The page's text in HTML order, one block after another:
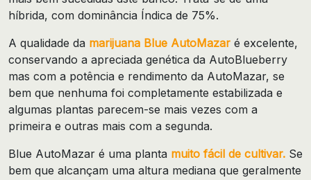
híbrida, com dominância Índica de 75%.
A qualidade da marijuana Blue AutoMazar é excelente,
conservando a apreciada genética da AutoBlueberry
mas com a potência e rendimento da AutoMazar, se
bem que nenhuma foi completamente estabilizada e
algumas plantas parecem-se mais vezes com a
primeira e outras mais com a segunda.
Blue AutoMazar é uma planta muito fácil de cultivar. Se
bem que alcançam uma altura mediana que geralmente